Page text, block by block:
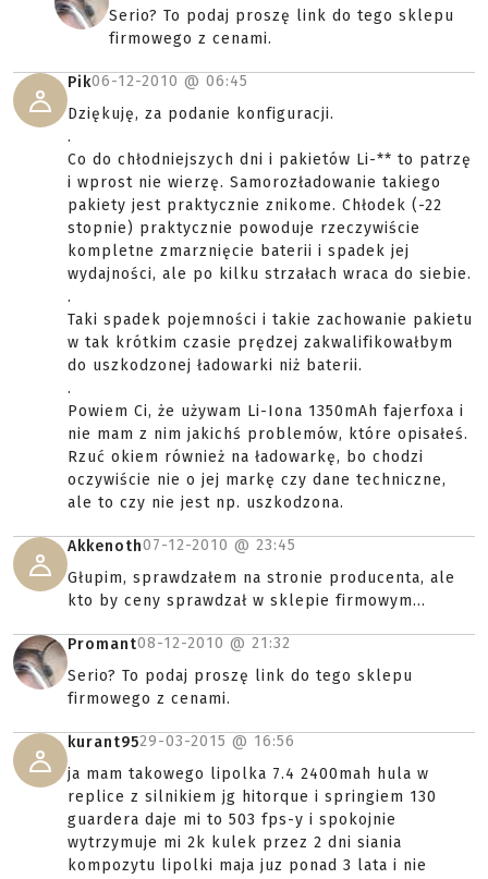
Serio? To podaj proszę link do tego sklepu
firmowego z cenami.
Pik06-12-2010 @ 06:45
Dziękuję, za podanie konfiguracji.
.
Co do chłodniejszych dni i pakietów Li-** to patrzę
i wprost nie wierzę. Samorozładowanie takiego
pakiety jest praktycznie znikome. Chłodek (-22
stopnie) praktycznie powoduje rzeczywiście
kompletne zmarznięcie baterii i spadek jej
wydajności, ale po kilku strzałach wraca do siebie.
.
Taki spadek pojemności i takie zachowanie pakietu
w tak krótkim czasie prędzej zakwalifikowałbym
do uszkodzonej ładowarki niż baterii.
.
Powiem Ci, że używam Li-Iona 1350mAh fajerfoxa i
nie mam z nim jakichś problemów, które opisałeś.
Rzuć okiem również na ładowarkę, bo chodzi
oczywiście nie o jej markę czy dane techniczne,
ale to czy nie jest np. uszkodzona.
Akkenoth07-12-2010 @ 23:45
Głupim, sprawdzałem na stronie producenta, ale
kto by ceny sprawdzał w sklepie firmowym...
Promant08-12-2010 @ 21:32
Serio? To podaj proszę link do tego sklepu
firmowego z cenami.
kurant9529-03-2015 @ 16:56
ja mam takowego lipolka 7.4 2400mah hula w
replice z silnikiem jg hitorque i springiem 130
guardera daje mi to 503 fps-y i spokojnie
wytrzymuje mi 2k kulek przez 2 dni siania
kompozytu lipolki maja juz ponad 3 lata i nie